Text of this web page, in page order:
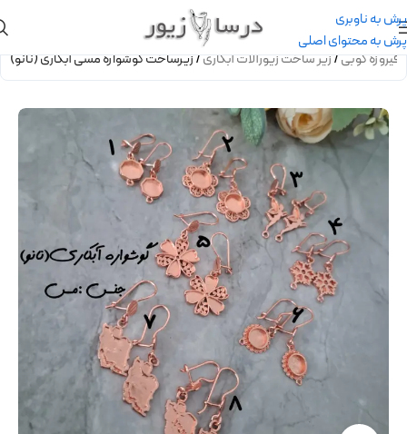
پرش به ناوبری
پرش به محتوای اصلی
کوبی/زیر ساخت زیورآلات آبکاری/زیرساخت گوشواره مسی آبکاری (نانو)